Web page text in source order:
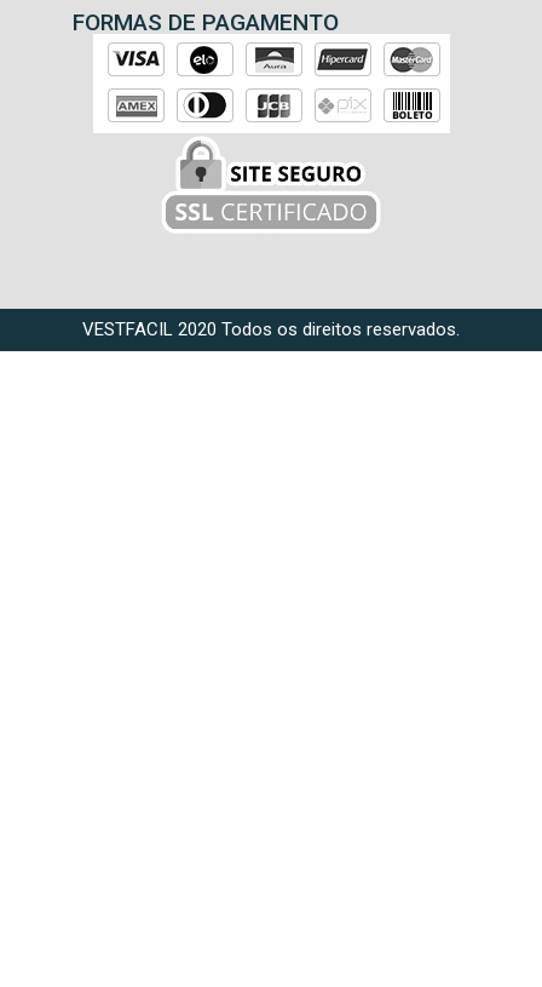
FORMAS DE PAGAMENTO
VESTFACIL 2020 Todos os direitos reservados.